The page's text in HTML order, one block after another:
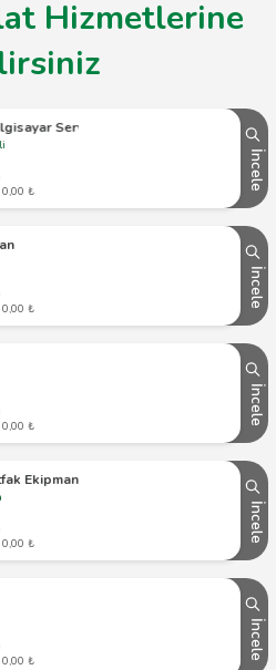
Hizmetlerine
Servisi
0,00 ₺
İncele
0,00 ₺
İncele
0,00 ₺
İncele
Ekipmanları
0,00 ₺
İncele
0,00 ₺
İncele